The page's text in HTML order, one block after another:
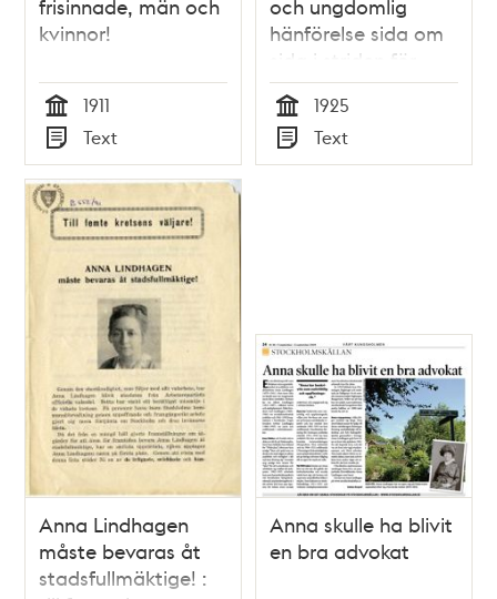
frisinnade, män och
kvinnor!
Tid
1911
Typ
Text
och ungdomlig
hänförelse sida om
sida i striden för
nationella mål.
Politisk pamflett av
högerledaren Arvid
Lindman
Tid
1925
Typ
Text
Anna Lindhagen
måste bevaras åt
stadsfullmäktige! :
Anna skulle ha blivit
en bra advokat